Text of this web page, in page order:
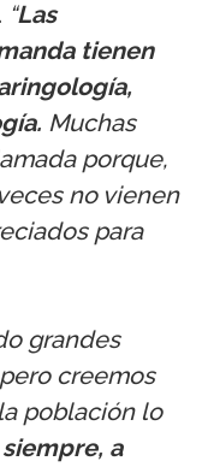
“Las
tienen
Muchas
porque,
no vienen
para
grandes
creemos
población lo
a